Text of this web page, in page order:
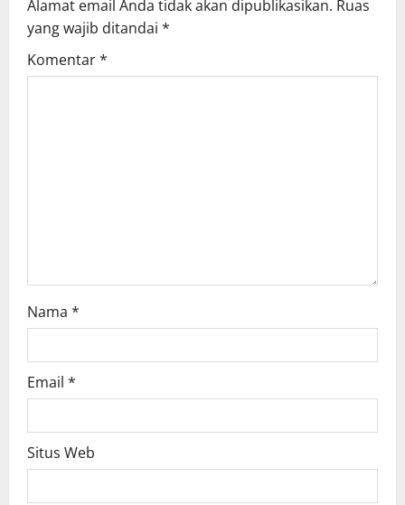
g
a
Alamat email Anda tidak akan dipublikasikan. Ruas
yang wajib ditandai *
Komentar*
Nama *
Email *
Situs Web